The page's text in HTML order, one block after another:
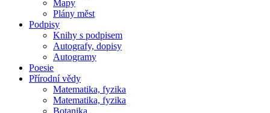
Mapy
Plány měst
Podpisy
Knihy s podpisem
Autografy, dopisy
Autogramy
Poesie
Přírodní vědy
Matematika, fyzika
Matematika, fyzika